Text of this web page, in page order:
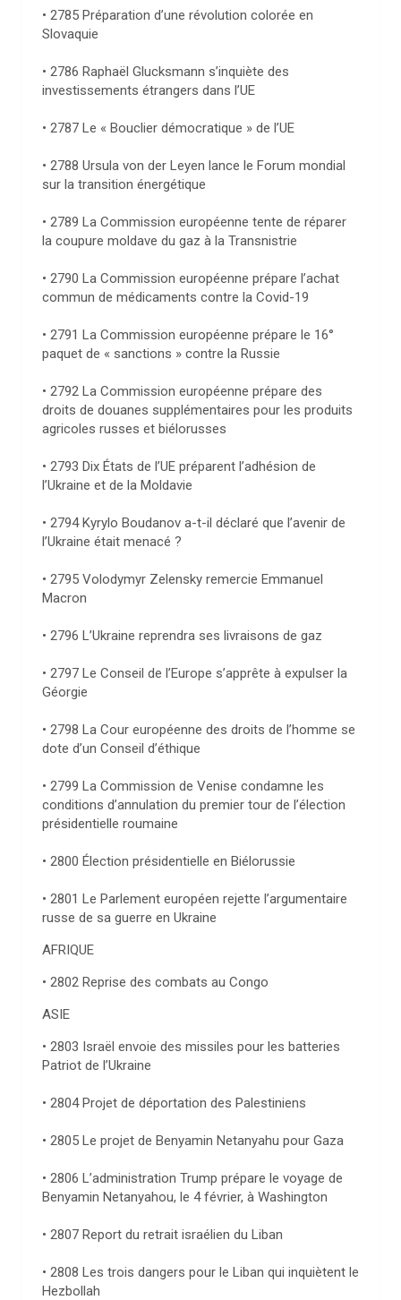
• 2785 Préparation d’une révolution colorée en
Slovaquie
• 2786 Raphaël Glucksmann s’inquiète des
investissements étrangers dans l’UE
• 2787 Le « Bouclier démocratique » de l’UE
• 2788 Ursula von der Leyen lance le Forum mondial
sur la transition énergétique
• 2789 La Commission européenne tente de réparer
la coupure moldave du gaz à la Transnistrie
• 2790 La Commission européenne prépare l’achat
commun de médicaments contre la Covid-19
• 2791 La Commission européenne prépare le 16°
paquet de « sanctions » contre la Russie
• 2792 La Commission européenne prépare des
droits de douanes supplémentaires pour les produits
agricoles russes et biélorusses
• 2793 Dix États de l’UE préparent l’adhésion de
l’Ukraine et de la Moldavie
• 2794 Kyrylo Boudanov a-t-il déclaré que l’avenir de
l’Ukraine était menacé ?
• 2795 Volodymyr Zelensky remercie Emmanuel
Macron
• 2796 L’Ukraine reprendra ses livraisons de gaz
• 2797 Le Conseil de l’Europe s’apprête à expulser la
Géorgie
• 2798 La Cour européenne des droits de l’homme se
dote d’un Conseil d’éthique
• 2799 La Commission de Venise condamne les
conditions d’annulation du premier tour de l’élection
présidentielle roumaine
• 2800 Élection présidentielle en Biélorussie
• 2801 Le Parlement européen rejette l’argumentaire
russe de sa guerre en Ukraine
AFRIQUE
• 2802 Reprise des combats au Congo
ASIE
• 2803 Israël envoie des missiles pour les batteries
Patriot de l’Ukraine
• 2804 Projet de déportation des Palestiniens
• 2805 Le projet de Benyamin Netanyahu pour Gaza
• 2806 L’administration Trump prépare le voyage de
Benyamin Netanyahou, le 4 février, à Washington
• 2807 Report du retrait israélien du Liban
• 2808 Les trois dangers pour le Liban qui inquiètent le
Hezbollah